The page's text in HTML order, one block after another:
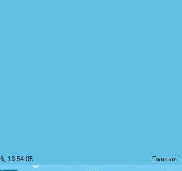
13:54:05 Главная |